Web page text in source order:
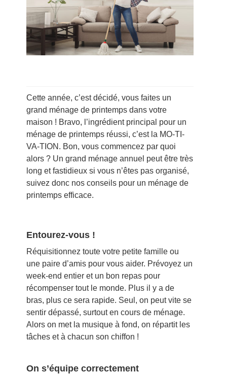
Cette année, c’est décidé, vous faites un
grand ménage de printemps dans votre
maison ! Bravo, l’ingrédient principal pour un
ménage de printemps réussi, c’est la MO-TI-
VA-TION. Bon, vous commencez par quoi
alors ? Un grand ménage annuel peut être très
long et fastidieux si vous n’êtes pas organisé,
suivez donc nos conseils pour un ménage de
printemps efficace.
Entourez-vous !
Réquisitionnez toute votre petite famille ou
une paire d’amis pour vous aider. Prévoyez un
week-end entier et un bon repas pour
récompenser tout le monde. Plus il y a de
bras, plus ce sera rapide. Seul, on peut vite se
sentir dépassé, surtout en cours de ménage.
Alors on met la musique à fond, on répartit les
tâches et à chacun son chiffon !
On s’équipe correctement